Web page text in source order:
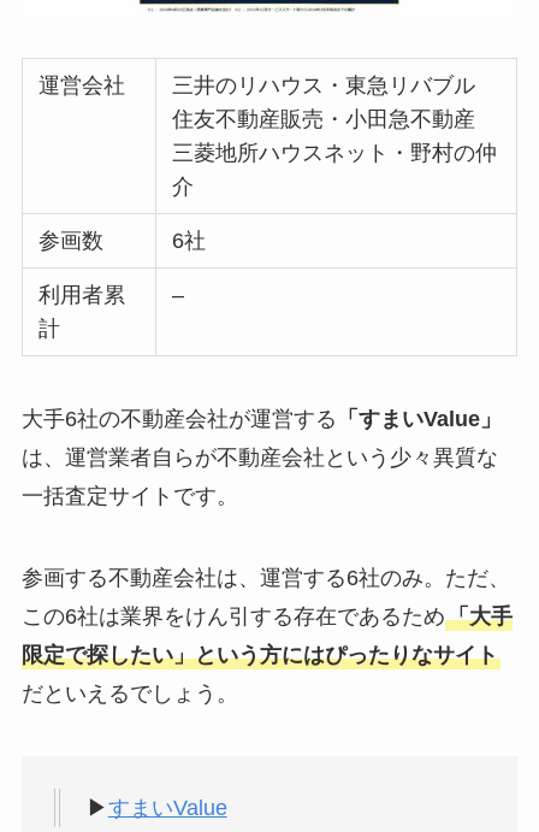
運営会社
三井のリハウス・東急リバブル
住友不動産販売・小田急不動産
三菱地所ハウスネット・野村の仲
介
参画数 6社
利用者累
計
–
大手6社の不動産会社が運営する 「すまいValue」
は、運営業者自らが不動産会社という少々異質な
一括査定サイトです。
参画する不動産会社は、運営する6社のみ。ただ、
この6社は業界をけん引する存在であるため「大手
限定で探したい」という方にはぴったりなサイト
だといえるでしょう。
▶すまいValue